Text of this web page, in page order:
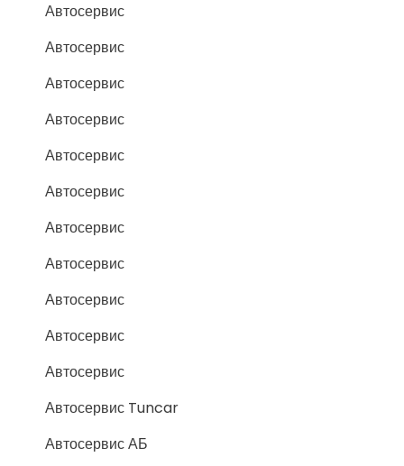
Автосервис
Автосервис
Автосервис
Автосервис
Автосервис
Автосервис
Автосервис
Автосервис
Автосервис
Автосервис
Автосервис
Автосервис Tuncar
Автосервис АБ